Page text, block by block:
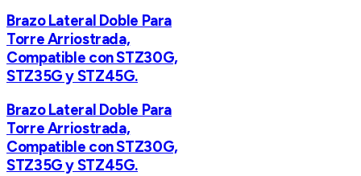
Brazo Lateral Doble Para
Torre Arriostrada,
Compatible con STZ30G,
STZ35G y STZ45G.
Brazo Lateral Doble Para
Torre Arriostrada,
Compatible con STZ30G,
STZ35G y STZ45G.